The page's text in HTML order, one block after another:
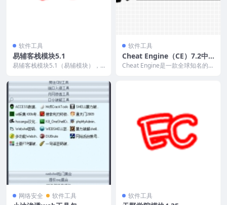
软件工具
易辅客栈模块5.1
易辅客栈模块5.1（易辅模块），
用， 易辅模块为免...
软件工具
Cheat Engine（CE）7.2中
文汉化版
Cheat Engine是一款全球知名的游
网络安全 软件工具 软件工具